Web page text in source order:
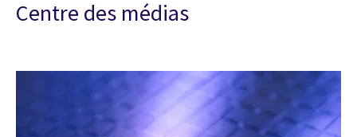
Centre des médias